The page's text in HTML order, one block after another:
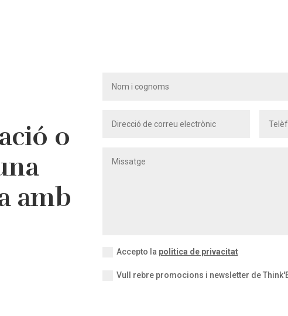
o
amb
Accepto la politica de privacitat
Vull rebre promocions i newsletter de